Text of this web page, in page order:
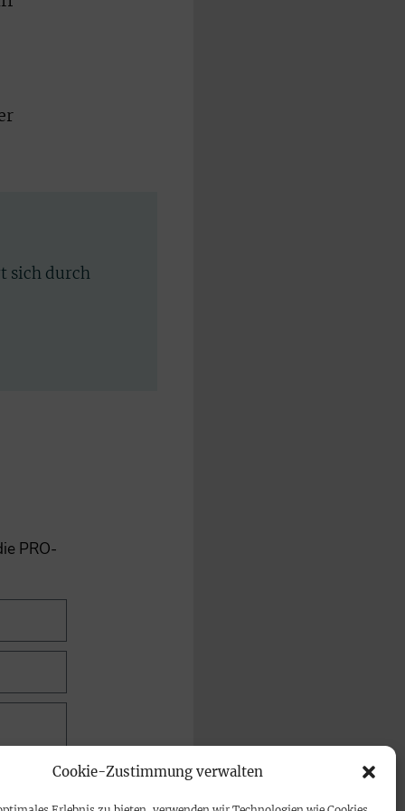
Cookie-Zustimmung verwalten
sich durch
PRO-